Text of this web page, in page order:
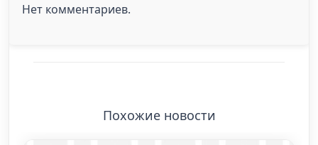
Нет комментариев.
Похожие новости